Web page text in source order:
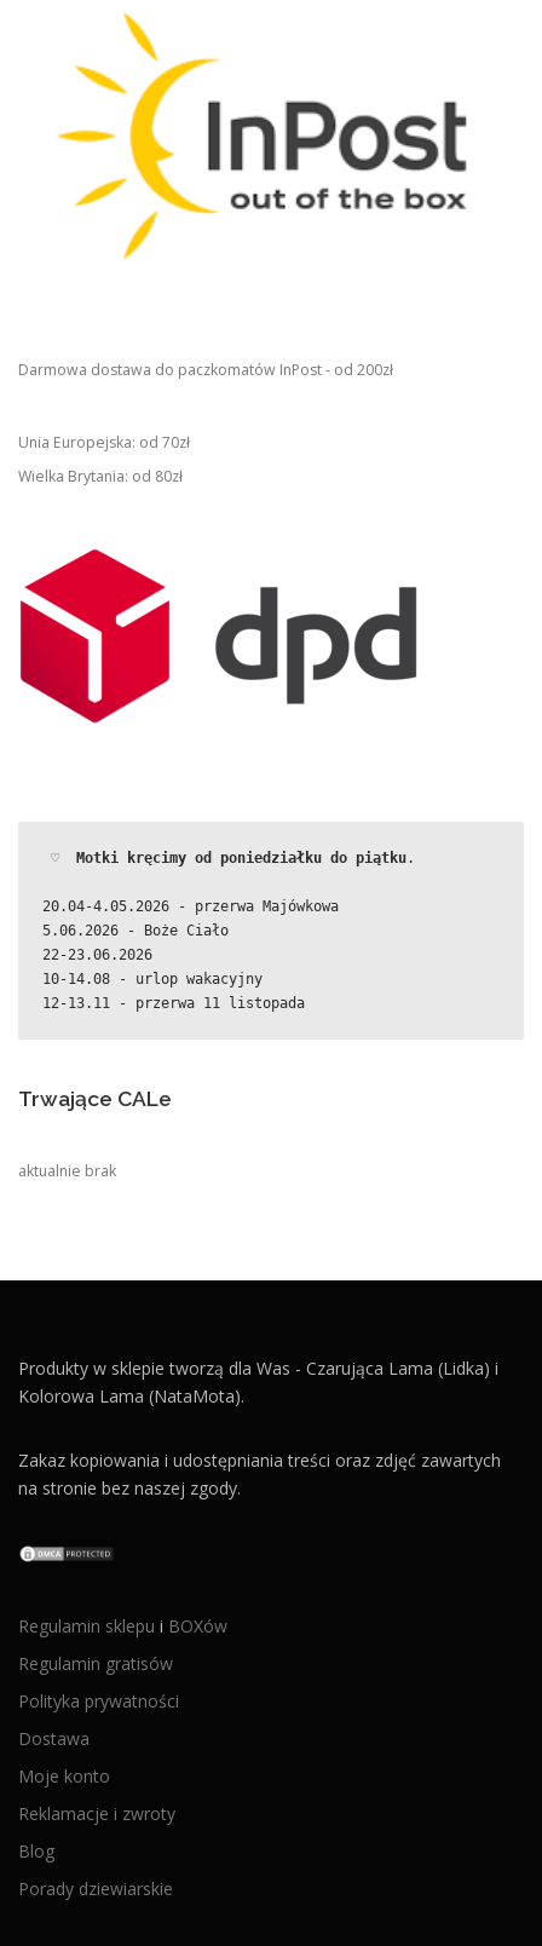
Darmowa dostawa do paczkomatów InPost - od 200zł
Unia Europejska: od 70zł
Wielka Brytania: od 80zł
♡ Motki kręcimy od poniedziałku do piątku.
20.04-4.05.2026 - przerwa Majówkowa
5.06.2026 - Boże Ciało
22-23.06.2026
10-14.08 - urlop wakacyjny
12-13.11 - przerwa 11 listopada
Trwające CALe
aktualnie brak
Produkty w sklepie tworzą dla Was - Czarująca Lama (Lidka) i
Kolorowa Lama (NataMota).
Zakaz kopiowania i udostępniania treści oraz zdjęć zawartych
na stronie bez naszej zgody.
Regulamin sklepu i BOXów
Regulamin gratisów
Polityka prywatności
Dostawa
Moje konto
Reklamacje i zwroty
Blog
Porady dziewiarskie